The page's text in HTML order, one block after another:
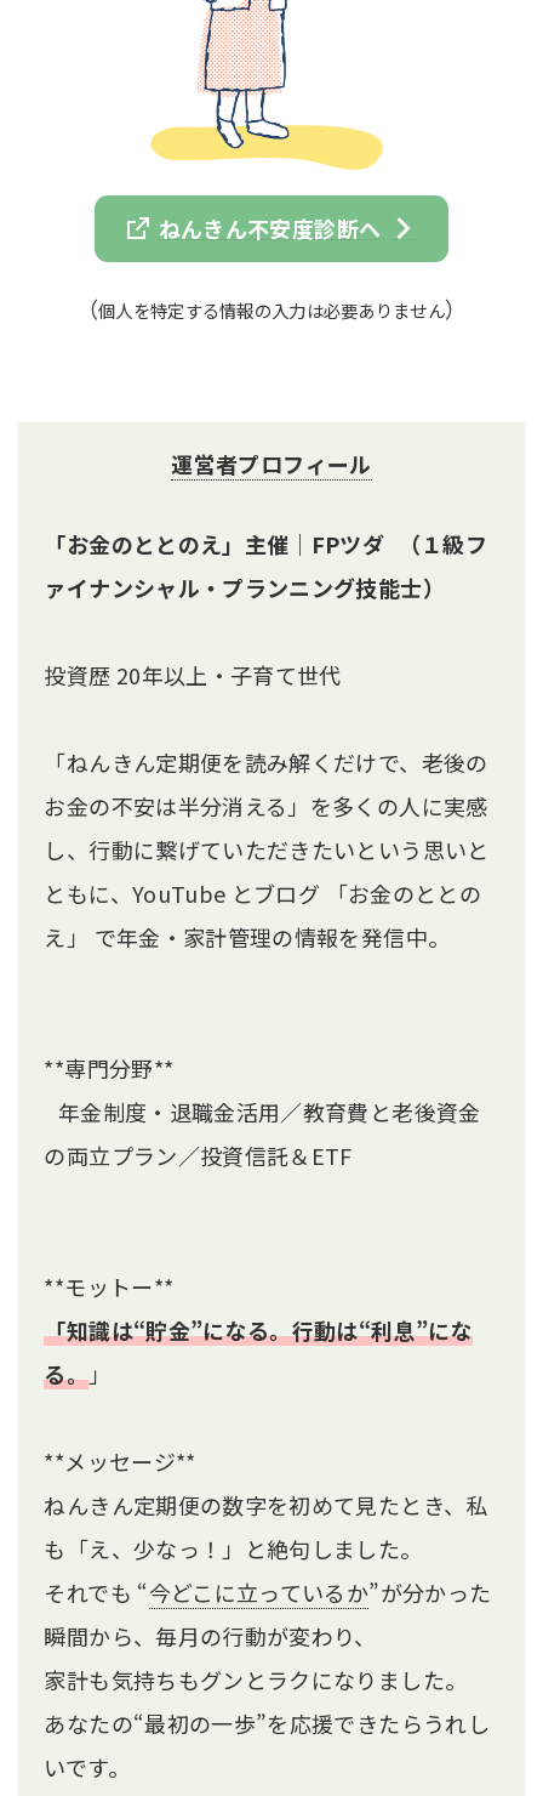
ねんきん不安度診断へ
（個人を特定する情報の入力は必要ありません）
運営者プロフィール
「お金のととのえ」主催｜FPツダ （１級フ
ァイナンシャル・プランニング技能士）
投資歴 20年以上・子育て世代
「ねんきん定期便を読み解くだけで、老後の
お金の不安は半分消える」を多くの人に実感
し、行動に繋げていただきたいという思いと
ともに、YouTube とブログ 「お金のととの
え」 で年金・家計管理の情報を発信中。
**専門分野**
年金制度・退職金活用／教育費と老後資金
の両立プラン／投資信託＆ETF
**モットー**
「知識は“貯金”になる。行動は“利息”にな
る。」
**メッセージ**
ねんきん定期便の数字を初めて見たとき、私
も「え、少なっ！」と絶句しました。
それでも “今どこに立っているか”が分かった
瞬間から、毎月の行動が変わり、
家計も気持ちもグンとラクになりました。
あなたの“最初の一歩”を応援できたらうれし
いです。